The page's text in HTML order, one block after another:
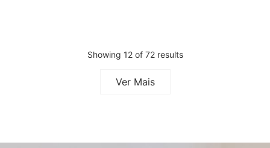
Showing 12 of 72 results
Ver Mais